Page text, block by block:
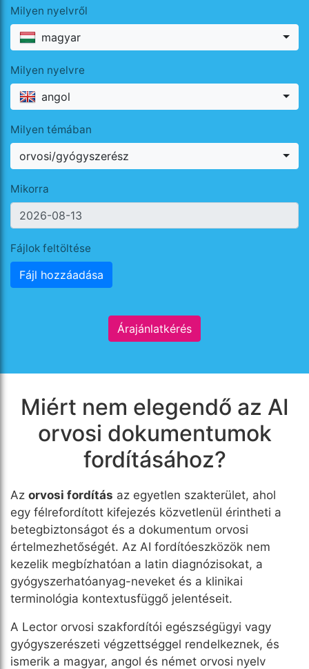
Milyen nyelvről
magyar
Milyen nyelvre
angol
Milyen témában
orvosi/gyógyszerész
Mikorra
Fájlok feltöltése
Fájl hozzáadása
Árajánlatkérés
Miért nem elegendő az AI
orvosi dokumentumok
fordításához?
Az orvosi fordítás az egyetlen szakterület, ahol
egy félrefordított kifejezés közvetlenül érintheti a
betegbiztonságot és a dokumentum orvosi
értelmezhetőségét. Az AI fordítóeszközök nem
kezelik megbízhatóan a latin diagnózisokat, a
gyógyszerhatóanyag-neveket és a klinikai
terminológia kontextusfüggő jelentéseit.
A Lector orvosi szakfordítói egészségügyi vagy
gyógyszerészeti végzettséggel rendelkeznek, és
ismerik a magyar, angol és német orvosi nyelv